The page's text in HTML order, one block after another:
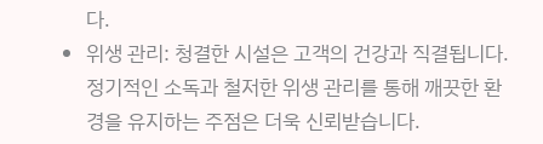
다.
위생 관리: 청결한 시설은 고객의 건강과 직결됩니다.
정기적인 소독과 철저한 위생 관리를 통해 깨끗한 환
경을 유지하는 주점은 더욱 신뢰받습니다.